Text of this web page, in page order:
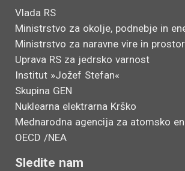
Vlada RS
Ministrstvo za okolje, podnebje in
Ministrstvo za naravne vire in prostor
Uprava RS za jedrsko varnost
Institut »Jožef Stefan«
Skupina GEN
Nuklearna elektrarna Krško
Mednarodna agencija za atomsko
OECD /NEA
Sledite nam